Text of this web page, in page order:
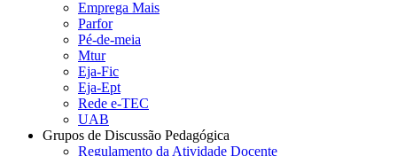
Emprega Mais
Parfor
Pé-de-meia
Mtur
Eja-Fic
Eja-Ept
Rede e-TEC
UAB
Grupos de Discussão Pedagógica
Regulamento da Atividade Docente